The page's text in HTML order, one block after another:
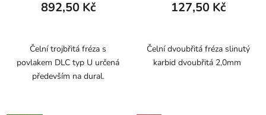
892,50 Kč
Čelní trojbřitá fréza s
povlakem DLC typ U určená
především na dural.
127,50 Kč
Čelní dvoubřitá fréza slinutý
karbid dvoubřitá 2,0mm